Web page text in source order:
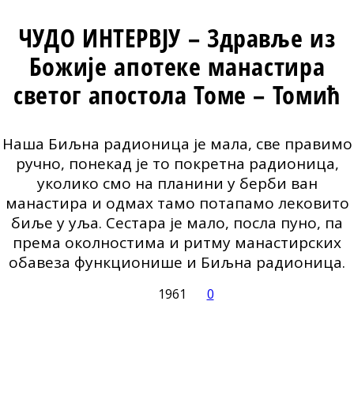
ЧУДО ИНТЕРВЈУ – Здравље из
Божије апотеке манастира
светог апостола Томе – Томић
Наша Биљна радионица је мала, све правимо
ручно, понекад је то покретна радионица,
уколико смо на планини у берби ван
манастира и одмах тамо потапамо лековито
биље у уља. Сестара је мало, посла пуно, па
према околностима и ритму манастирских
обавеза функционише и Биљна радионица.
1961 0